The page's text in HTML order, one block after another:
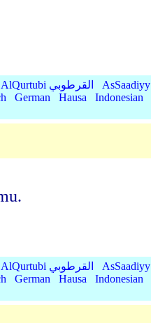
AlQurtubi القرطوبي
German Hausa Indonesian
AlQurtubi القرطوبي
German Hausa Indonesian